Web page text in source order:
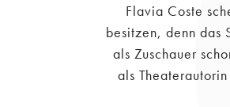
Flavia Coste
besitzen, denn das
als Zuschauer
als